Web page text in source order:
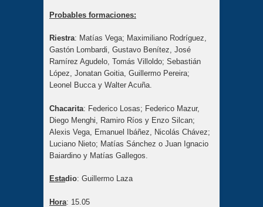
Probables formaciones:
Riestra: Matías Vega; Maximiliano Rodríguez,
Gastón Lombardi, Gustavo Benítez, José
Ramírez Agudelo, Tomás Villoldo; Sebastián
López, Jonatan Goitia, Guillermo Pereira;
Leonel Bucca y Walter Acuña.
Chacarita: Federico Losas; Federico Mazur,
Diego Menghi, Ramiro Ríos y Enzo Silcan;
Alexis Vega, Emanuel Ibáñez, Nicolás Chávez;
Luciano Nieto; Matías Sánchez o Juan Ignacio
Baiardino y Matías Gallegos.
Estadio: Guillermo Laza
Hora: 15.05